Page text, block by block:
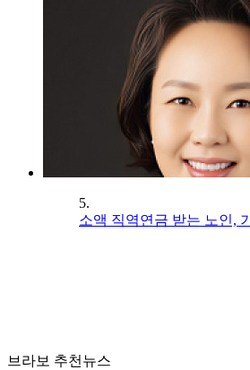
5.
소액 직역연금 받는 노인,
브라보 추천뉴스